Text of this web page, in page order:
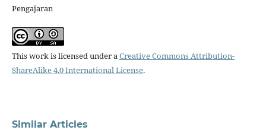
Pengajaran
This work is licensed under aCreative Commons Attribution-
ShareAlike 4.0 International License.
Similar Articles